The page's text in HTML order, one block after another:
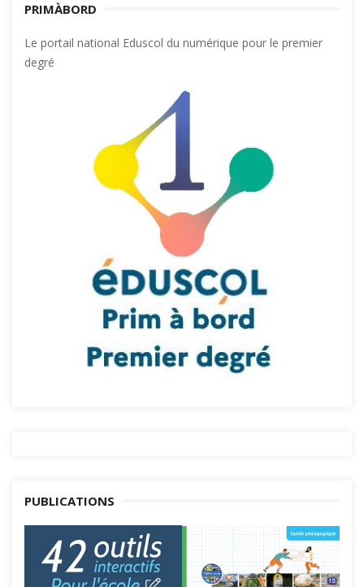
PRIMÀBORD
Le portail national Eduscol du numérique pour le premier
degré
PUBLICATIONS